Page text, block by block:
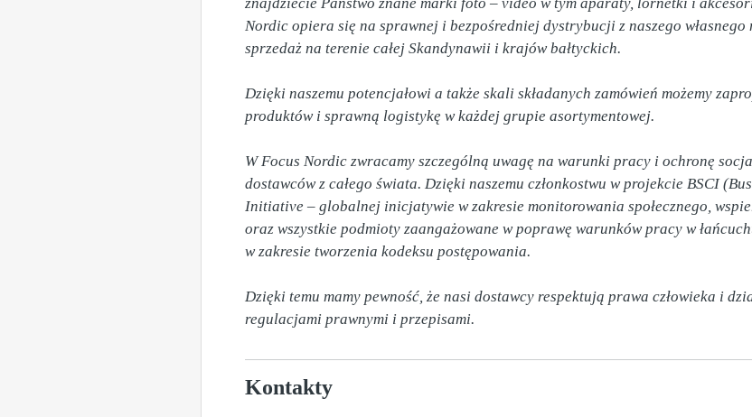
Nordic opiera się na sprawnej i bezpośredniej dystrybucji z naszego własnego
sprzedaż na terenie całej Skandynawii i krajów bałtyckich.
Dzięki naszemu potencjałowi a także skali składanych zamówień możemy
produktów i sprawną logistykę w każdej grupie asortymentowej.
W Focus Nordic zwracamy szczególną uwagę na warunki pracy i ochronę
dostawców z całego świata. Dzięki naszemu członkostwu w projekcie BSCI
Initiative – globalnej inicjatywie w zakresie monitorowania społecznego,
oraz wszystkie podmioty zaangażowane w poprawę warunków pracy w
w zakresie tworzenia kodeksu postępowania.
Dzięki temu mamy pewność, że nasi dostawcy respektują prawa człowieka i
regulacjami prawnymi i przepisami.
Kontakty